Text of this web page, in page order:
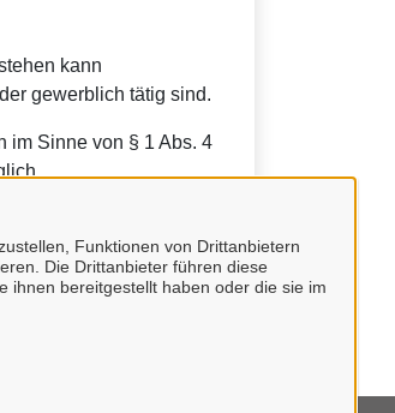
Funktionen von Drittanbietern
Die Drittanbieter führen diese
ihnen bereitgestellt haben oder die sie im
kann
gewerblich tätig sind.
im Sinne von § 1 Abs. 4